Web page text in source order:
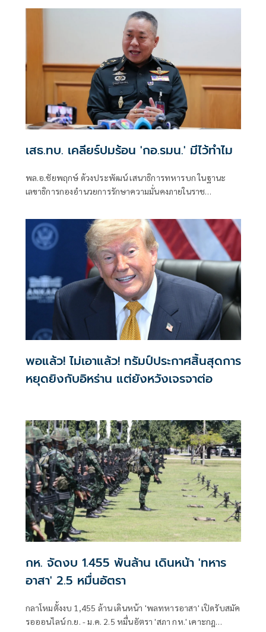
เกณฑ์ทหาร แต่ไม่เคยต้องโทษมาก่อนให้รอการลงโทษ 1 ปี
เสธ.ทบ. เคลียร์ปมร้อน 'กอ.รมน.' มีไว้ทำไม
พล.อ.ชัยพฤกษ์ ด้วงประพัฒน์ เสนาธิการทหารบก ในฐานะ
เลขาธิการกองอำนวยการรักษาความมั่นคงภายในราช
กอ.รมน.อยู่เพราะมีบทบาทหน้าที่เป็นแกนกลางในการบูรณา
การหน่วยงานโดยนำผู้เชี่ยวชาญจากหน่วยต่างๆ เข้ามาช่วย
แก้ไขปัญหารวมกัน่
พอแล้ว! ไม่เอาแล้ว! ทรัมป์ประกาศสิ้นสุดการ
หยุดยิงกับอิหร่าน แต่ยังหวังเจรจาต่อ
กห. จัดงบ 1.455 พันล้าน เดินหน้า 'ทหาร
อาสา' 2.5 หมื่นอัตรา
กลาโหมตั้งงบ 1,455 ล้าน เดินหน้า 'พลทหารอาสา' เปิดรับสมัค
รอออนไลน์ ก.ย. - ม.ค. 2.5 หมื่นอัตรา 'สภา กห.' เคาะกฎ